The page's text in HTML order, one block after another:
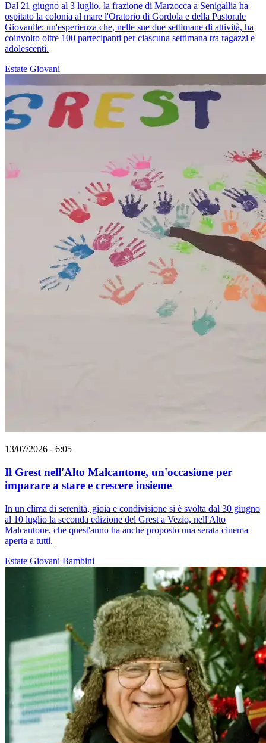
Dal 21 giugno al 3 luglio, la frazione di Marzocca a Senigallia ha
ospitato la colonia al mare l'Oratorio di Gordola e della Pastorale
Giovanile: un'esperienza che, nelle sue due settimane di attività, ha
coinvolto oltre 100 partecipanti per ciascuna settimana tra ragazzi e
adolescenti.
Estate Giovani
13/07/2026 - 6:05
Il Grest nell'Alto Malcantone, un'occasione per
imparare a stare e crescere insieme
In un clima di serenità, gioia e condivisione si è svolta dal 30 giugno
al 10 luglio la seconda edizione del Grest a Vezio, nell'Alto
Malcantone, che quest'anno ha anche proposto una serata cinema
aperta a tutti.
Estate Giovani Bambini